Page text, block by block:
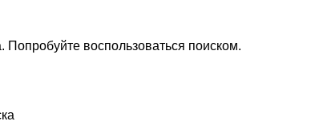
воспользоваться поиском.